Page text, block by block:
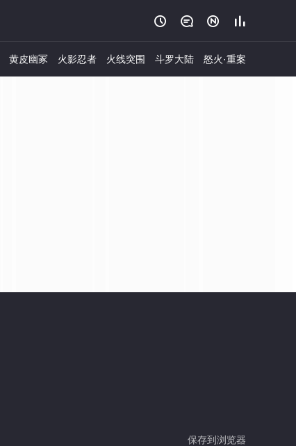
   
黄皮幽冢 火影忍者 火线突围 斗罗大陆 怒火·重案
保存到浏览器